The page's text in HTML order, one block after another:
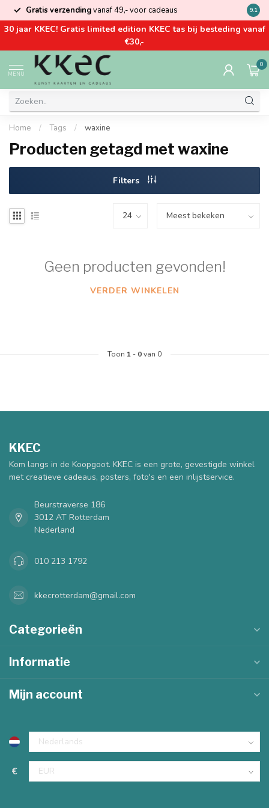
Gratis verzendingvanaf 49,- voor cadeaus Kom
9.1
30 jaar KKEC! Gratis limited edition KKEC tas bij besteding vanaf
€30,-
MENU
0
Home / Tags / waxine
Producten getagd met waxine
Filters
Geen producten gevonden!
VERDER WINKELEN
Toon 1 - 0van 0
KKEC
Kom langs in de Koopgoot. KKEC is een grote, gevestigde winkel
met creatieve cadeaus, posters, foto's en een inlijstservice.
Beurstraverse 186
3012 AT Rotterdam
Nederland
010 213 1792
kkecrotterdam@gmail.com
Categorieën
Informatie
Mijn account
€